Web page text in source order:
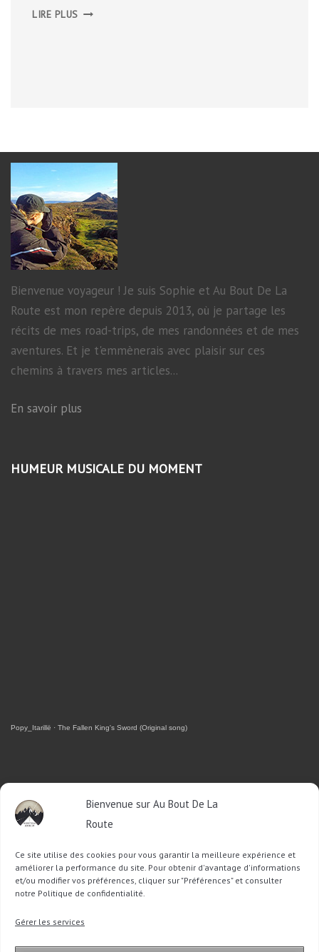
Bienvenue sur Au Bout De La
Route
Ce site utilise des cookies pour vous garantir la meilleure expérience et
améliorer la performance du site. Pour obtenir d'avantage d'informations
et/ou modifier vos préférences, cliquer sur "Préférences" et consulter
notre Politique de confidentialité.
Gérer les services
LIRE PLUS CORBIÈRES,
Bienvenue voyageur ! Je suis Sophie et Au Bout De La
Route est mon repère depuis 2013, où je partage les
récits de mes road-trips, de mes randonnées et de mes
aventures. Et je t'emmènerais avec plaisir sur ces
chemins à travers mes articles...
En savoir plus
HUMEUR MUSICALE DU MOMENT
Popy_Itarillë · The Fallen King's Sword (Original song)
RETROUVEZ-MOI SUR FACEBOOK
OU SUR TWITTER
Follow @Sophie_ABDLRTweet to @Sophie_ABDLR